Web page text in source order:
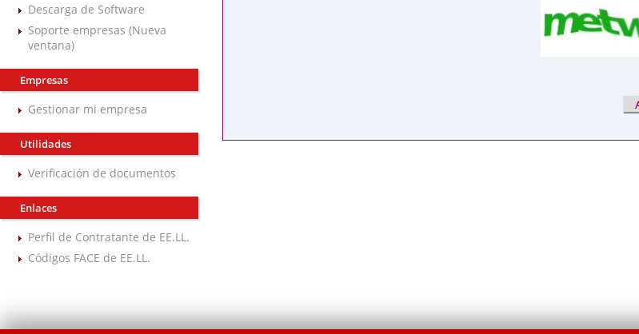
Descarga de Software
Soporte empresas (Nueva
ventana)
Empresas
Gestionar mi empresa
Utilidades
Verificación de documentos
Enlaces
Perfil de Contratante de EE.LL.
Códigos FACE de EE.LL.